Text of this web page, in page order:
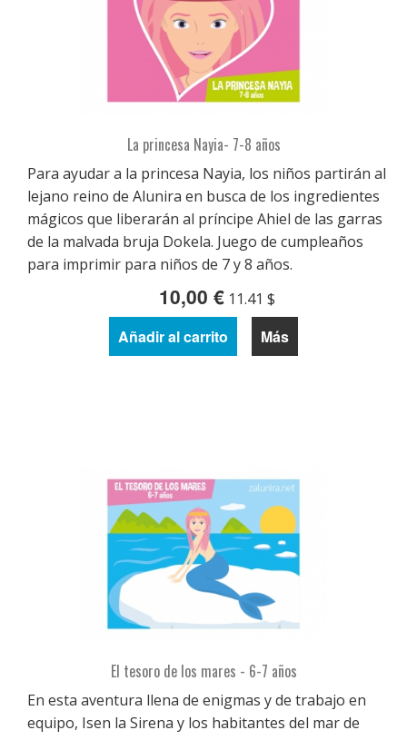
La princesa Nayia- 7-8 años
Para ayudar a la princesa Nayia, los niños partirán al
lejano reino de Alunira en busca de los ingredientes
mágicos que liberarán al príncipe Ahiel de las garras
de la malvada bruja Dokela. Juego de cumpleaños
para imprimir para niños de 7 y 8 años.
10,00 € 11.41 $
Añadir al carrito Más
El tesoro de los mares - 6-7 años
En esta aventura llena de enigmas y de trabajo en
equipo, Isen la Sirena y los habitantes del mar de